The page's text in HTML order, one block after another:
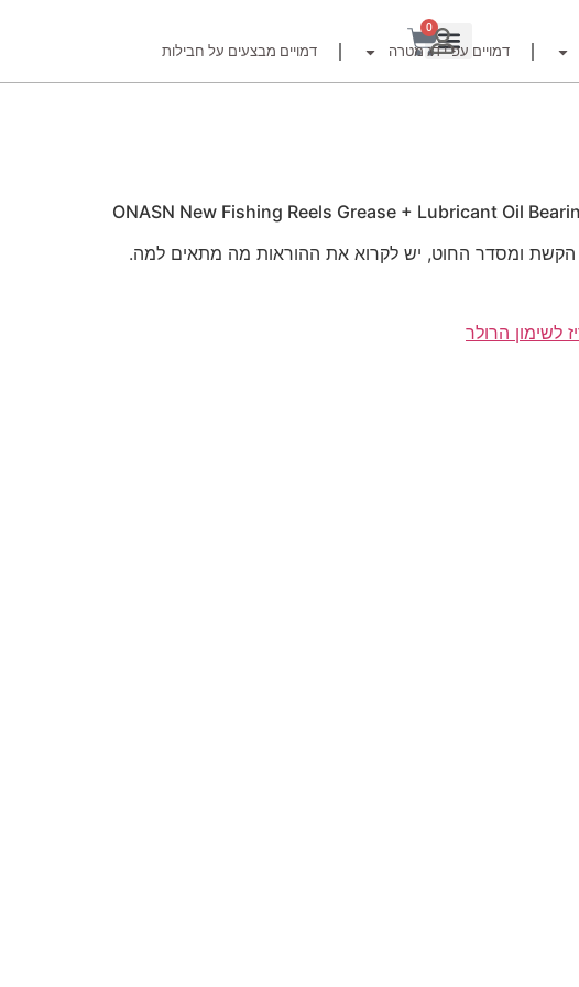
מומלצים לדיג זרזור
0
דמויים עפ"י דג מטרה דמויים מבצעים על חבילות
ONASN New Fishing Reels Grease + Lubricant Oil
הקשת ומסדר החוט, יש לקרוא את ההוראות מה מתאים למה.
לשימון הרולר